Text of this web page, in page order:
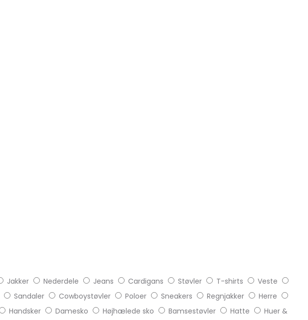
Jakker Nederdele Jeans Cardigans Støvler T-shirts
Veste
Sandaler Cowboystøvler Poloer Sneakers Regnjakker
Herre
Handsker Damesko Højhælede sko Bamsestøvler Hatte
Huer &